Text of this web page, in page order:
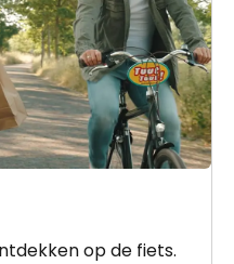
op de fiets.